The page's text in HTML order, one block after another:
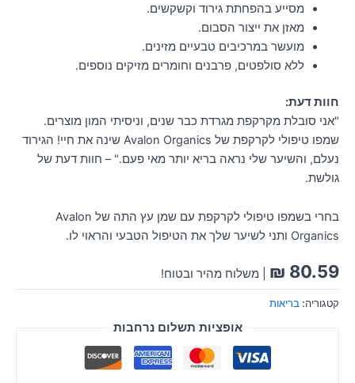
מסייע בהפחתת גירוד וקשקשים.
מאזן את ייצור הסבום.
מועשר במרכיבים טבעיים מזינים.
ללא סולפטים, פרבנים וחומרים מזיקים נוספים.
חוות דעת:
"אני סובלת מקרקפת מגרדת כבר שנים, וניסיתי המון מוצרים.
שמפו טיפולי לקרקפת של Avalon Organics שינה את חיי! הגירוד
נעלם, והשיער שלי נראה בריא יותר מאי פעם." – חוות דעת של
גולשת.
בחרי בשמפו טיפולי לקרקפת עם שמן עץ התה של Avalon
Organics ותני לשיער שלך את הטיפול הטבעי והראוי לו.
₪ 80.59 | משלוח מהיר ובטוח!
קטגוריה: בריאות
אופציות תשלום נרחבות